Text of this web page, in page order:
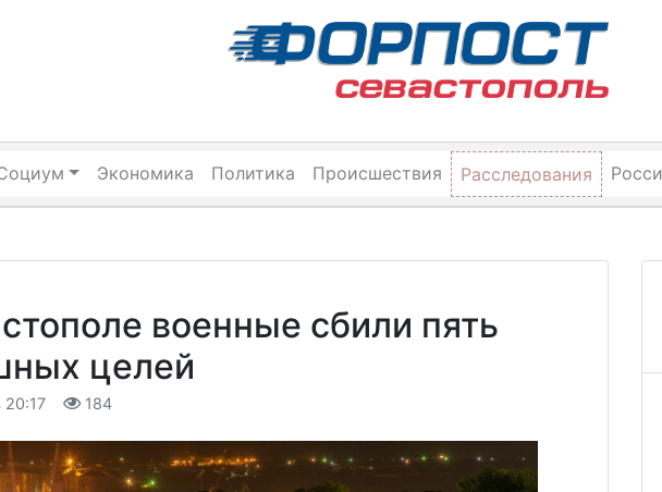
Экономика Политика Происшествия Расследования
военные сбили пять
целей
20:17 184